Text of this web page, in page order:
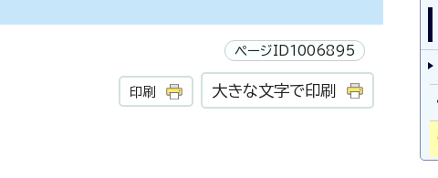
ページID1006895
印刷 大きな文字で印刷